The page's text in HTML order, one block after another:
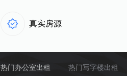
真实房源
热门办公室出租 热门写字楼出租